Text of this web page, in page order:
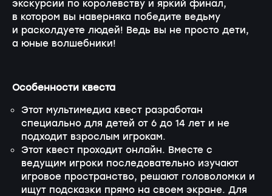
экскурсии по королевству и яркий финал,
в котором вы наверняка победите ведьму
и расколдуете людей! Ведь вы не просто дети,
а юные волшебники!
Особенности квеста
Этот мультимедиа квест разработан
специально для детей от 6 до 14 лет и не
подходит взрослым игрокам.
Этот квест проходит онлайн. Вместе с
ведущим игроки последовательно изучают
игровое пространство, решают головоломки и
ищут подсказки прямо на своем экране. Для